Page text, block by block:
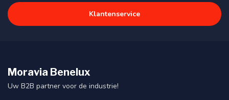
Klantenservice
Moravia Benelux
Uw B2B partner voor de industrie!